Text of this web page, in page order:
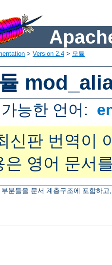
> Version 2.4 > 모듈
가능한 언어:
신판 번역이
은 영어 문서
분들을 문서 계층구조에 포함하